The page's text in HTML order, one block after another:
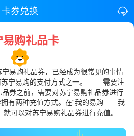
卡券兑换
易购礼品卡
易购礼品券，已经成为很常见的事情
苏宁易购的支付方式之一。 需要注
券之前，需要对苏宁易购礼品券进行
有两种充值方式。在“我的易购——我
可以对苏宁易购礼品券进行充值。